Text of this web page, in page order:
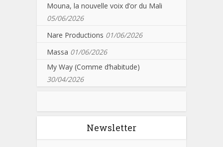
Mouna, la nouvelle voix d’or du Mali
05/06/2026
Nare Productions 01/06/2026
Massa 01/06/2026
My Way (Comme d’habitude)
30/04/2026
Newsletter